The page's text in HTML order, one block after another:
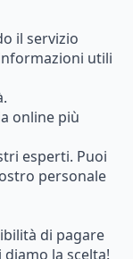
il servizio
utili
online più
esperti. Puoi
personale
di pagare
la scelta!